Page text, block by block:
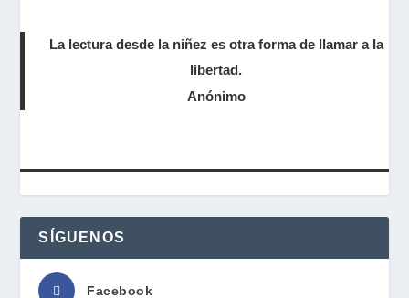
La lectura desde la niñez es otra forma de llamar a la
libertad.
Anónimo
SÍGUENOS
Facebook